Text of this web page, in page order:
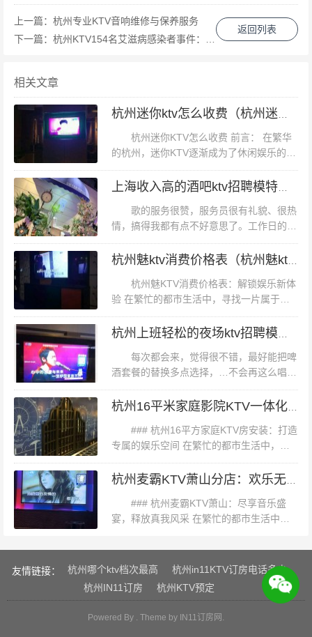
夜市位于杭州市上城区，与武林夜市相比，这里更多了一
份古色古香的气息。夜市中的衣服摊位大多以传统服饰和
可以找到精美的汉服、旗袍等传统服饰，也可以发现结合
了中国元素与现代设计的时尚单品。 案例分析：张阿姨是
一位传统服饰爱好者，她经常在吴山夜市寻找合适的汉服
参加各种文化活动。有一次，她在夜市上发现了一套精美
的绣花旗袍，穿上后立刻显得气质非凡。张阿姨说：“吴山
夜市的衣服既有传统韵味，又不失时尚感。” 3. 河坊街夜
市：艺术与时尚的碰撞 河坊街夜市位于杭州市中心的河坊
街附近，这里不仅是美食的天堂，也是时尚与艺术交汇的
胜地。夜市的服装摊位以原创设计和小众品牌为主，许多
摊主都是独立设计师或艺术家。这里的衣服不仅设计独
特、富有创意，而且每一件都承载着设计师的心血和故
事。 案例分析：小王是一位自由职业者，她经常在河坊街
夜市寻找灵感和独特的衣服。有一次，她在这里发现了一
件由回收材料制成的环保时装，深受启发。之后，她开始
在社交媒体上分享自己的穿搭心得和这些独特的设计作
品，逐渐积累了一定的粉丝群体。 总结 杭州的夜市不仅是
人们购物的好去处，更是感受时尚与文化交汇的绝佳场
所。无论是武林夜市的潮流时尚、吴山夜市的传统韵味，
还是河坊街夜市的创意艺术，都让人流连忘返。这些夜市
不仅为杭州的夜生活增添了无限色彩，也为人们提供了展
示个性和追求时尚的舞台。如果你也是一位热爱时尚的
人，不妨来杭州的夜市走一走、淘一淘，或许会有意想不
返回列表
上一篇： 杭州专业KTV音响维修与保养服务
下一篇： 杭州KTV154名艾滋病感染者事件：公众关注与防控挑战
相关文章
杭州迷你KTV怎么收费 前言： 在繁华
的杭州，迷你KTV逐渐成为了休闲娱乐的新
宠。无论是朋友聚会、公司团建，还是个人
放松，这些小巧而私密的K歌空间都提供了
歌的服务很赞，服务员很有礼貌、很热
情，搞得我都有点不好意思了。工作日的白
天去既划算、人又少，服务员还说可以自己
去取自助式的茶水和爆米花，免费的哦，我
杭州魅KTV消费价格表：解锁娱乐新体
验 在繁忙的都市生活中，寻找一片属于自
己的娱乐天地，成为许多人的追求。杭州，
这座充满魅力的城市，不仅以其秀丽的自然
每次都会来，觉得很不错，最好能把啤
酒套餐的替换多点选择，…不会再这么唱
了，感觉嗓子要冒烟了第一次寫純k,因為離
家遠，所以一直都沒有去，這次和朋友們一
### 杭州16平方家庭KTV房安装：打造
专属的娱乐空间 在繁忙的都市生活中，拥
有一个属于自己的娱乐空间，无疑是一种奢
侈的享受。对于杭州的家庭而言，16平方米
### 杭州麦霸KTV萧山：尽享音乐盛
宴，释放真我风采 在繁忙的都市生活中，
压力的地方。而KTV，作为现代娱乐的热门
选择之一，无疑是释放真我风采...
友情链接： 杭州哪个ktv档次最高
杭州in11KTV订房电话多少
杭州IN11订房
杭州KTV预定
Powered By . Theme by IN11订房网 .